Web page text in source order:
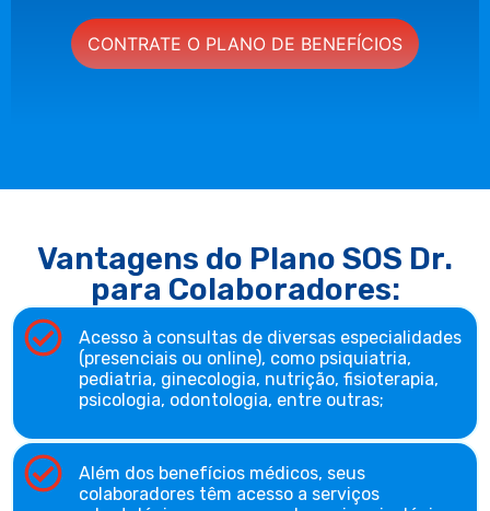
CONTRATE O PLANO DE BENEFÍCIOS
Vantagens do Plano SOS Dr.
para Colaboradores:
Acesso à consultas de diversas especialidades
(presenciais ou online), como psiquiatria,
pediatria, ginecologia, nutrição, fisioterapia,
psicologia, odontologia, entre outras;
Além dos benefícios médicos, seus
colaboradores têm acesso a serviços